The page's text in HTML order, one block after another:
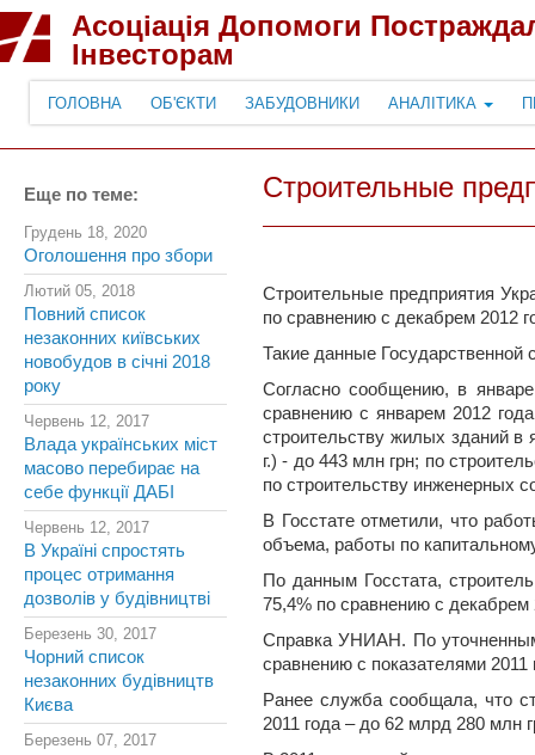
Асоціація Допомоги
Інвесторам
ГОЛОВНА ОБ'ЄКТИ ЗАБУДОВНИКИ АНАЛІТИКА
Еще по теме:
Грудень 18, 2020
Оголошення про збори
Лютий 05, 2018
Повний список
незаконних київських
новобудов в січні 2018
року
Червень 12, 2017
Влада українських міст
масово перебирає на
себе функції ДАБІ
Червень 12, 2017
В Україні спростять
процес отримання
дозволів у будівництві
Березень 30, 2017
Чорний список
незаконних будівництв
Києва
Березень 07, 2017
Строительные
Строительные предприятия
по сравнению с декабрем 2012
Такие данные Государственной
Согласно сообщению, в
сравнению с январем 2012
строительству жилых зданий в
г.) - до 443 млн грн; по
по строительству инженерных
В Госстате отметили, что
объема, работы по
По данным Госстата,
75,4% по сравнению с декабрем
Справка УНИАН. По
сравнению с показателями 2011
Ранее служба сообщала, что
2011 года – до 62 млрд 280 млн